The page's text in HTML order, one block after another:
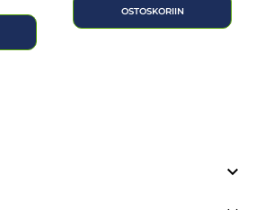
OSTOSKORIIN
